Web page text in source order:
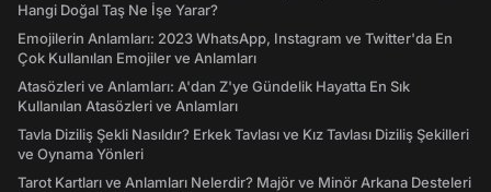
Hangi Doğal Taş Ne İşe Yarar?
Emojilerin Anlamları: 2023 WhatsApp, Instagram ve Twitter'da En
Çok Kullanılan Emojiler ve Anlamları
Atasözleri ve Anlamları: A'dan Z'ye Gündelik Hayatta En Sık
Kullanılan Atasözleri ve Anlamları
Tavla Diziliş Şekli Nasıldır? Erkek Tavlası ve Kız Tavlası Diziliş Şekilleri
ve Oynama Yönleri
Tarot Kartları ve Anlamları Nelerdir? Majör ve Minör Arkana Desteleri